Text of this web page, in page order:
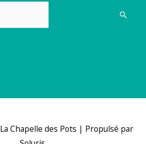
La Chapelle des Pots | Propulsé par